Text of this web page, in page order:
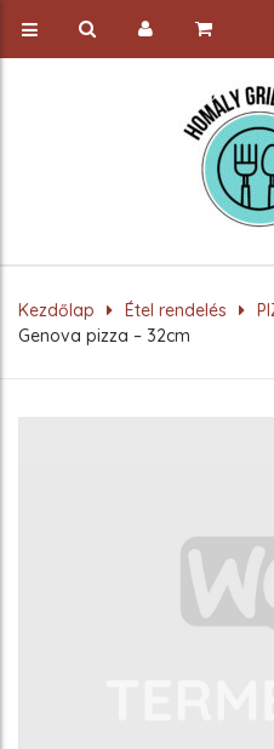
Kezdőlap Étel rendelés
Genova pizza – 32cm